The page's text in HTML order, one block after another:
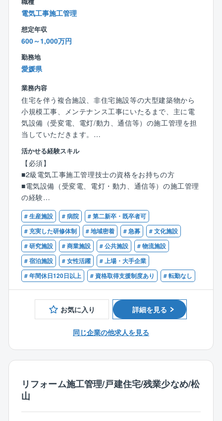
同社の技術支援の分野は道路、河川、ダム、電気通
信、機械設備など多岐にわたります。
地域に貢献できる仕事がしたい／新しいキャリアに挑
戦したい／土木の経験を活かしたいなど。
ご応募、ぜひともお待ちしております！
フジみらいの中核事業は「発注者支援業務」。
「発注者支援業務」とは、発注者（国や県などの官公
庁）が行う業務を民間の技術力を活かして支援する仕
事です。
国土交通省より5年連続業務表彰もいただき、地域に根
す。
業績は過去10年で、売上・平均従業員数ともに順調に
伸び続けています。
30年以上連続で黒字経営を続けていて「正直経営（当
たり前経営）」「社員満足」を方針として、経常利益
は決算賞与として社員に還元しています。
電気工事施工管理
想定年収
600～1,000万円
勤務地
愛媛県
業務内容
住宅を伴う複合施設、非住宅施設等の大型建築物から
小規模工事、メンテナンス工事にいたるまで、主に電
気設備（受変電、電灯/動力、通信等）の施工管理を担
当していただきます。
勤務地は愛媛県となります。
【具体的には】
■電気設備工事における施工計画策定
■工事現場での工程管理、品質管理、原価管理、安全管
理
■作業員の労務管理
【同社の魅力】
☆四国電力Gの強固な経営基盤がございます
☆過去賞与支給実績7.6か月分と好待遇！
☆年間休日126日
☆資格取得支援制度あり
【働き方】
所定労働時間7時間40分、月平均残業30時間程度、年
間休日126日、夜間工事ほぼなしと、ワークライフバラ
ンスを整えつつ、キャリアアップが叶う環境です◎
活かせる経験スキル
【必須】
■2級電気工事施工管理技士の資格をお持ちの方
■電気設備（受変電、電灯・動力、通信等）の施工管理
の経験
■現場代理人経験がある方
■第一種運転免許普通自動車（AT限定可）がある方
【尚可】
■1級電気工事施工管理技士の資格保有者
■大型建築物での電気設備（受変電、電灯・動力、通信
等）の施工管理の経験
■大型建築物（1万平方メートル～）での現場代理人経
験がある方
■都市開発、再開発等の大型プロジェクトの経験がある
◎現場代理人としてスキルを磨いていただきながら、
# 生産施設 # 病院
# 第二新卒・既卒者可
# 充実した研修体制
# 地域密着 # 急募
# 文化施設
# 研究施設
# 商業施設 # 公共施設
# 物流施設
# 宿泊施設
# 女性活躍
# 上場・大手企業
# 年間休日120日以上
# 資格取得支援制度あり # 転勤なし
お気に入り 詳細を見る
同じ企業の他求人を見る
リフォーム施工管理/戸建住宅/残業少なめ/松
山